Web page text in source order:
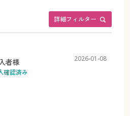
詳細フィルター
者様
確認済み
2026-01-08